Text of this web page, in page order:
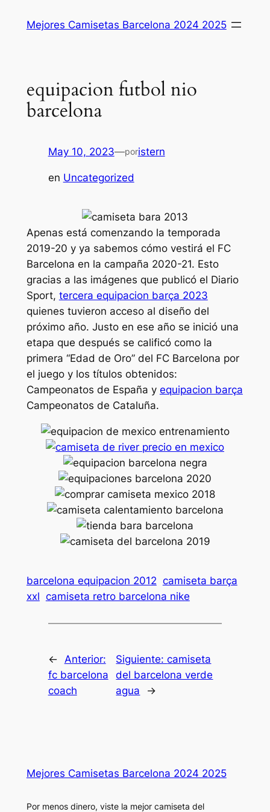
Mejores Camisetas Barcelona 2024 2025
equipacion futbol nio
barcelona
May 10, 2023—poristern
en Uncategorized
Apenas está comenzando la temporada
2019-20 y ya sabemos cómo vestirá el FC
Barcelona en la campaña 2020-21. Esto
gracias a las imágenes que publicó el Diario
Sport, tercera equipacion barça 2023
quienes tuvieron acceso al diseño del
próximo año. Justo en ese año se inició una
etapa que después se calificó como la
primera “Edad de Oro” del FC Barcelona por
el juego y los títulos obtenidos:
Campeonatos de España y equipacion barça
Campeonatos de Cataluña.
barcelona equipacion 2012 camiseta barça
xxl camiseta retro barcelona nike
←
Anterior:
fc barcelona
coach
Siguiente:camiseta
del barcelona verde
agua
→
Mejores Camisetas Barcelona 2024 2025
Por menos dinero, viste la mejor camiseta del